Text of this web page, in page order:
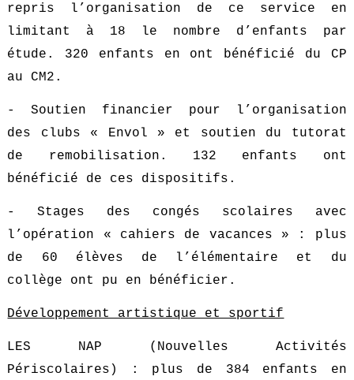
repris l’organisation de ce service en
limitant à 18 le nombre d’enfants par
étude. 320 enfants en ont bénéficié du CP
au CM2.
- Soutien financier pour l’organisation
des clubs « Envol » et soutien du tutorat
de remobilisation. 132 enfants ont
bénéficié de ces dispositifs.
- Stages des congés scolaires avec
l’opération « cahiers de vacances » : plus
de 60 élèves de l’élémentaire et du
collège ont pu en bénéficier.
Développement artistique et sportif
LES NAP (Nouvelles Activités
Périscolaires) : plus de 384 enfants en